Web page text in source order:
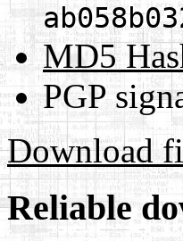
MD5
PGP
Download
Reliable